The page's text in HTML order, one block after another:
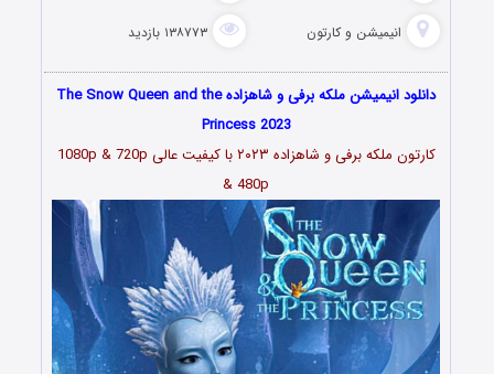
انیمیشن و کارتون ۱۳۸۷۷۳ بازدید
دانلود انیمیشن ملکه برفی و شاهزاده The Snow Queen and the
Princess 2023
کارتون ملکه برفی و شاهزاده ۲۰۲۳
با کیفیت عالی 1080p & 720p
& 480p